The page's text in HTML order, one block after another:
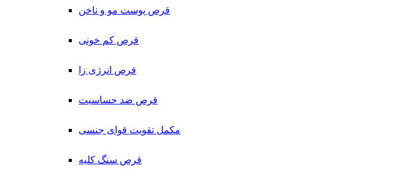
قرص پوست مو و ناخن
قرص کم خونی
قرص انرژی زا
قرص ضد حساسیت
مکمل تقویت قوای جنسی
قرص سنگ کلیه